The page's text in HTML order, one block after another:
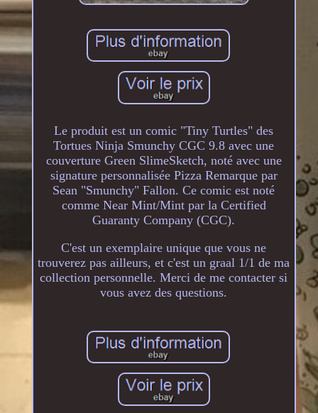
Le produit est un comic "Tiny Turtles" des
Tortues Ninja Smunchy CGC 9.8 avec une
couverture Green SlimeSketch, noté avec une
signature personnalisée Pizza Remarque par
Sean "Smunchy" Fallon. Ce comic est noté
comme Near Mint/Mint par la Certified
Guaranty Company (CGC).
C'est un exemplaire unique que vous ne
trouverez pas ailleurs, et c'est un graal 1/1 de ma
collection personnelle. Merci de me contacter si
vous avez des questions.